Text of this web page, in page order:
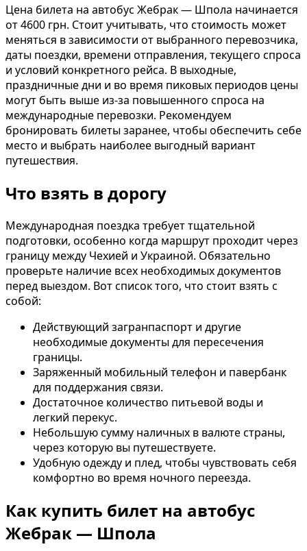
Цена билета на автобус Жебрак — Шпола начинается
от 4600 грн. Стоит учитывать, что стоимость может
меняться в зависимости от выбранного перевозчика,
даты поездки, времени отправления, текущего спроса
и условий конкретного рейса. В выходные,
праздничные дни и во время пиковых периодов цены
могут быть выше из-за повышенного спроса на
международные перевозки. Рекомендуем
бронировать билеты заранее, чтобы обеспечить себе
место и выбрать наиболее выгодный вариант
путешествия.
Что взять в дорогу
Международная поездка требует тщательной
подготовки, особенно когда маршрут проходит через
границу между Чехией и Украиной. Обязательно
проверьте наличие всех необходимых документов
перед выездом. Вот список того, что стоит взять с
собой:
Действующий загранпаспорт и другие
необходимые документы для пересечения
границы.
Заряженный мобильный телефон и павербанк
для поддержания связи.
Достаточное количество питьевой воды и
легкий перекус.
Небольшую сумму наличных в валюте страны,
через которую вы путешествуете.
Удобную одежду и плед, чтобы чувствовать себя
комфортно во время ночного переезда.
Как купить билет на автобус
Жебрак — Шпола